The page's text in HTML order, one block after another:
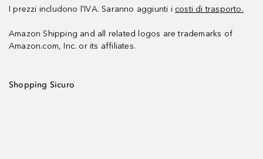
I prezzi includono l’IVA. Saranno aggiunti i costi di trasporto.
Amazon Shipping and all related logos are trademarks of
Amazon.com, Inc. or its affiliates.
Shopping Sicuro